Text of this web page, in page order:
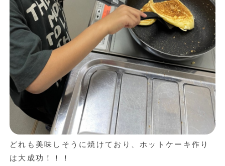
どれも美味しそうに焼けており、ホットケーキ作り
は大成功！！！